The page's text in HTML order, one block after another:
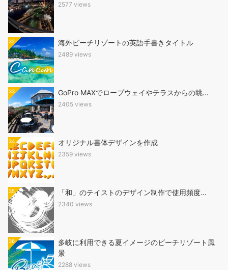
2577 views
32 海外ビーチリゾートの英語手書きタイトル
2489 views
33 GoPro MAXでロープウェイやテラスからの眺…
2405 views
34 オリジナル書体デザインを作成
2359 views
35 「和」のテイストのデザイン制作で使用頻度…
2340 views
36
多岐に利用できる夏イメージのビーチリゾート風
景
2288 views